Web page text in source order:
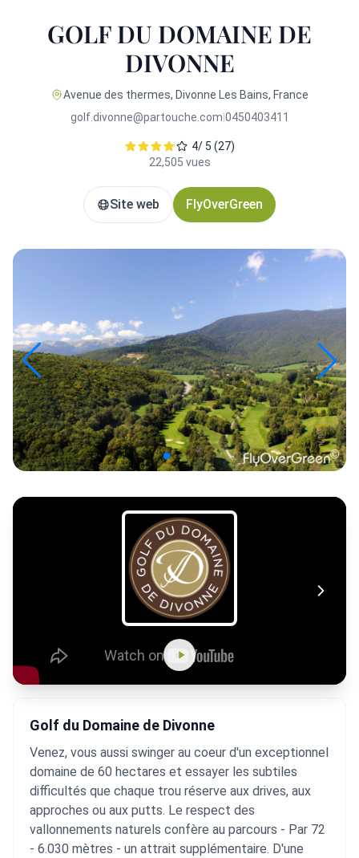
GOLF DU DOMAINE DE
DIVONNE
Avenue des thermes, Divonne Les Bains, France
golf.divonne@partouche.com 0450403411
4/ 5 (27)
22,505 vues
Site web FlyOverGreen
Golf du Domaine de Divonne
Venez, vous aussi swinger au coeur d'un exceptionnel
domaine de 60 hectares et essayer les subtiles
difficultés que chaque trou réserve aux drives, aux
approches ou aux putts. Le respect des
vallonnements naturels confère au parcours - Par 72
- 6.030 mètres - un attrait supplémentaire. D'une